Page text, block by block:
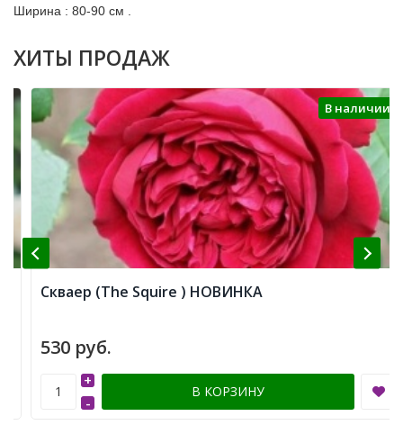
Ширина : 80-90 см .
ХИТЫ ПРОДАЖ
В наличии
Скваер (The Squire ) НОВИНКА
530 руб.
В КОРЗИНУ